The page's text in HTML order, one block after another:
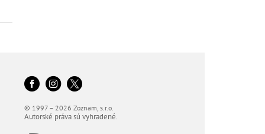
© 1997 – 2026 Zoznam, s.r.o.
Autorské práva sú vyhradené.